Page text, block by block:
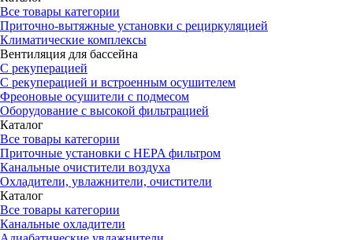
Все товары категории
Приточно-вытяжные установки с рециркуляцией
Климатические комплексы
Вентиляция для бассейна
С рекуперацией
С рекуперацией и встроенным осушителем
Фреоновые осушители с подмесом
Оборудование с высокой фильтрацией
Каталог
Все товары категории
Приточные установки c HEPA фильтром
Канальные очистители воздуха
Охладители, увлажнители, очистители
Каталог
Все товары категории
Канальные охладители